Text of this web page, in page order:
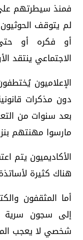
فمنذ سيطرتهم
لم يتوقف
أو فكره أو
الاجتماعي ينتقد
الإعلاميون
دون مذكرات
بعد سنوات من
مارسوا مهنتهم
الأكاديميون يتم
هناك كثيرة
أما المثقفون
إلى سجون سرية
شخصي لا يعجب